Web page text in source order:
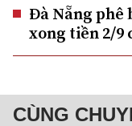
Đà Nẵng phê
xong tiền 2/9
CÙNG